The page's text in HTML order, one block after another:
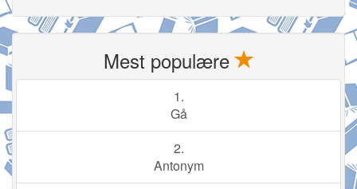
Mest populære
1.
Gå
2.
Antonym